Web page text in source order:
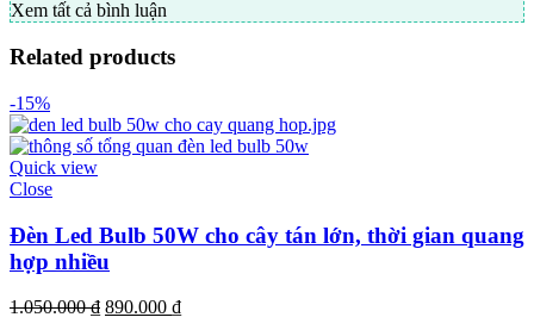
Xem tất cả bình luận
Related products
-15%
Quick view
Close
Đèn Led Bulb 50W cho cây tán lớn, thời gian quang
hợp nhiều
1.050.000₫ 890.000 ₫